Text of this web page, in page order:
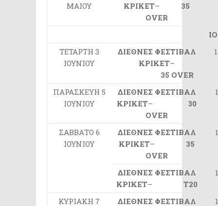
ΜΑΙΟΥ
ΚΡΙΚΕΤ– 35
OVER
ΤΕΤΑΡΤΗ 3
ΙΟΥΝΙΟΥ
ΔΙΕΘΝΕΣ ΦΕΣΤΙΒΑΛ
ΚΡΙΚΕΤ–
35 OVER
ΠΑΡΑΣΚΕΥΗ 5
ΙΟΥΝΙΟΥ
ΔΙΕΘΝΕΣ ΦΕΣΤΙΒΑΛ
ΚΡΙΚΕΤ– 30
OVER
ΣΑΒΒΑΤΟ 6
ΙΟΥΝΙΟΥ
ΔΙΕΘΝΕΣ ΦΕΣΤΙΒΑΛ
ΚΡΙΚΕΤ– 35
OVER
ΔΙΕΘΝΕΣ ΦΕΣΤΙΒΑΛ
ΚΡΙΚΕΤ– T20
ΚΥΡΙΑΚΗ 7
ΔΙΕΘΝΕΣ ΦΕΣΤΙΒΑΛ